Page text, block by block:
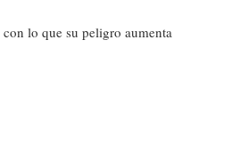
lo que su peligro aumenta